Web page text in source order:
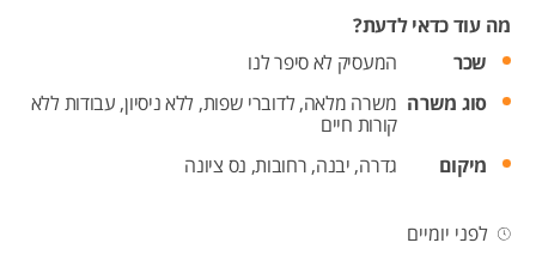
מה עוד כדאי לדעת?
שכר
המעסיק לא סיפר לנו
סוג משרה משרה מלאה,לדוברי שפות, ללא ניסיון, עבודות ללא
קורות חיים
מיקום
גדרה, יבנה, רחובות, נס ציונה
לפני יומיים